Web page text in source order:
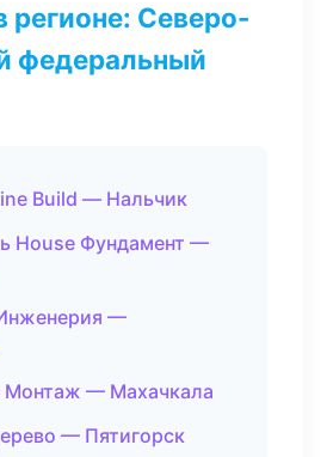
регионе: Северо-
федеральный
Build — Нальчик
House Фундамент —
—
— Махачкала
— Пятигорск